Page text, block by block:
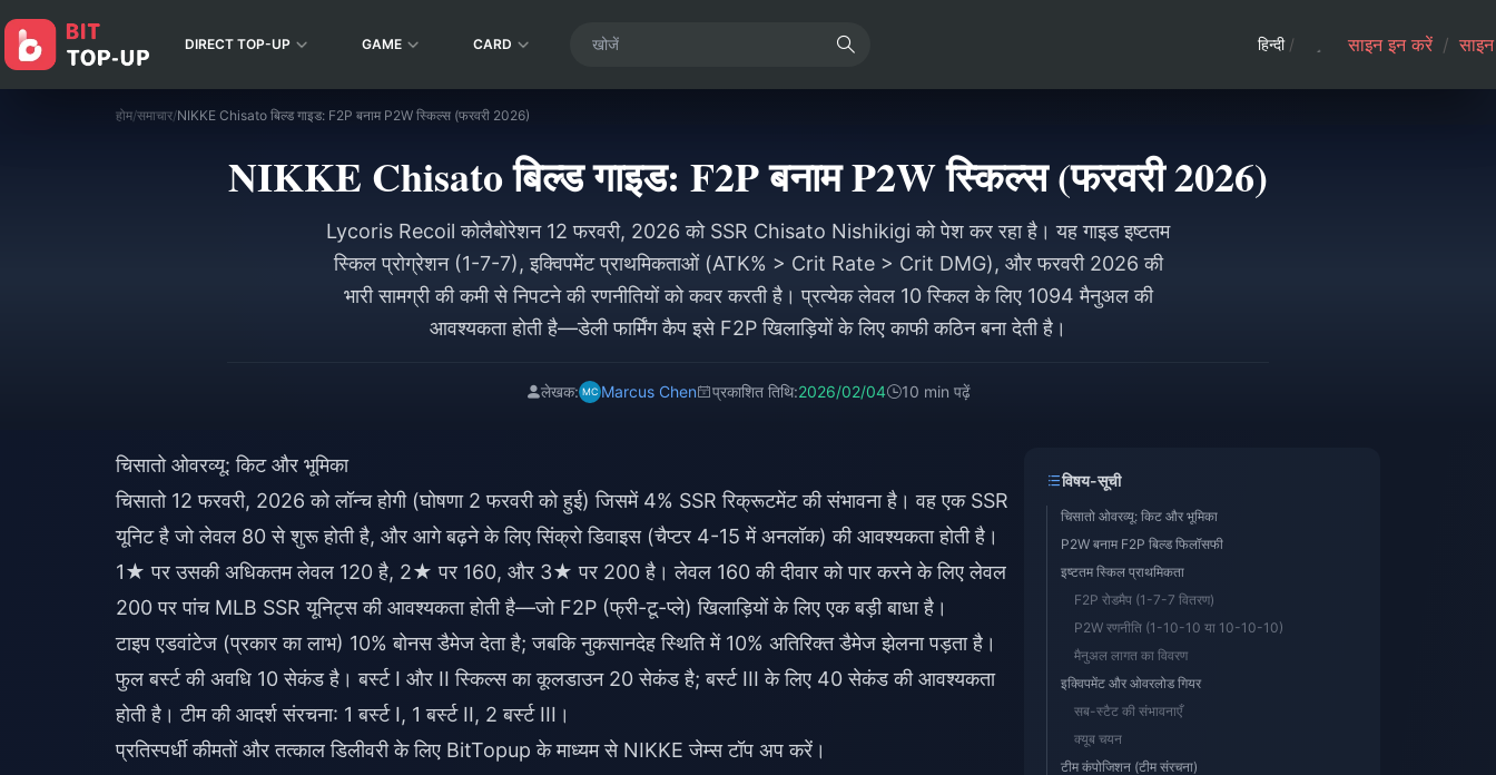
DIRECT TOP-UP GAME CARD हिन्दी / साइन इन करें /
होम/समाचार/NIKKE Chisato बिल्ड गाइड: F2P बनाम P2W स्किल्स (फरवरी 2026)
NIKKE Chisato बिल्ड गाइड: F2P बनाम P2W स्किल्स (फरवरी 2026)
Lycoris Recoil कोलैबोरेशन 12 फरवरी, 2026 को SSR Chisato Nishikigi को पेश कर रहा है। यह गाइड इष्टतम
स्किल प्रोग्रेशन (1-7-7), इक्विपमेंट प्राथमिकताओं (ATK% > Crit Rate > Crit DMG), और फरवरी 2026 की
भारी सामग्री की कमी से निपटने की रणनीतियों को कवर करती है। प्रत्येक लेवल 10 स्किल के लिए 1094 मैनुअल की
आवश्यकता होती है—डेली फार्मिंग कैप इसे F2P खिलाड़ियों के लिए काफी कठिन बना देती है।
लेखक: Marcus Chen प्रकाशित तिथि:2026/02/04 10 min पढ़ें
चिसातो ओवरव्यू: किट और भूमिका
चिसातो 12 फरवरी, 2026 को लॉन्च होगी (घोषणा 2 फरवरी को हुई) जिसमें 4% SSR रिक्रूटमेंट की संभावना है। वह एक SSR
यूनिट है जो लेवल 80 से शुरू होती है, और आगे बढ़ने के लिए सिंक्रो डिवाइस (चैप्टर 4-15 में अनलॉक) की आवश्यकता होती है।
1★ पर उसकी अधिकतम लेवल 120 है, 2★ पर 160, और 3★ पर 200 है। लेवल 160 की दीवार को पार करने के लिए लेवल
200 पर पांच MLB SSR यूनिट्स की आवश्यकता होती है—जो F2P (फ्री-टू-प्ले) खिलाड़ियों के लिए एक बड़ी बाधा है।
टाइप एडवांटेज (प्रकार का लाभ) 10% बोनस डैमेज देता है; जबकि नुकसानदेह स्थिति में 10% अतिरिक्त डैमेज झेलना पड़ता है।
फुल बर्स्ट की अवधि 10 सेकंड है। बर्स्ट I और II स्किल्स का कूलडाउन 20 सेकंड है; बर्स्ट III के लिए 40 सेकंड की आवश्यकता
होती है। टीम की आदर्श संरचना: 1 बर्स्ट I, 1 बर्स्ट II, 2 बर्स्ट III।
प्रतिस्पर्धी कीमतों और तत्काल डिलीवरी के लिए BitTopup के माध्यम से NIKKE जेम्स टॉप अप करें ।
विषय-सूची
चिसातो ओवरव्यू: किट और भूमिका
P2W बनाम F2P बिल्ड फिलॉसफी
इष्टतम स्किल प्राथमिकता
F2P रोडमैप (1-7-7 वितरण)
P2W रणनीति (1-10-10 या 10-10-10)
मैनुअल लागत का विवरण
इक्विपमेंट और ओवरलोड गियर
सब-स्टैट की संभावनाएँ
क्यूब चयन
टीम कंपोजिशन (टीम संरचना)